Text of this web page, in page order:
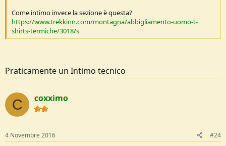
Come intimo invece la sezione è questa?
https://www.trekkinn.com/montagna/abbigliamento-uomo-t-
shirts-termiche/3018/s
Praticamente un Intimo tecnico
C coxximo
4 Novembre 2016 #24